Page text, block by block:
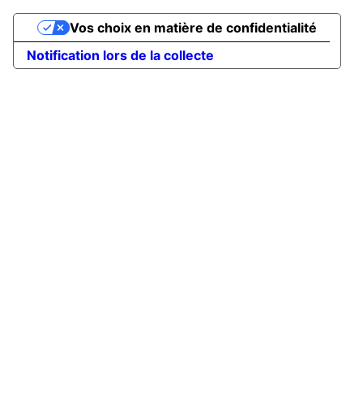
Notification lors de la collecte
Vos choix en matière de confidentialité